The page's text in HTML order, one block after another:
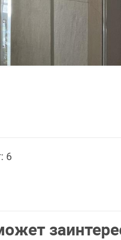
6